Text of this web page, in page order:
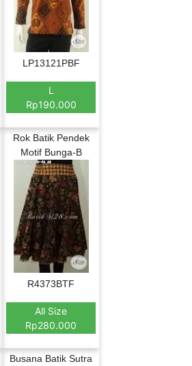
LP13121PBF
L
Rp190.000
Rok Batik Pendek
Motif Bunga-B
R4373BTF
All Size
Rp280.000
Busana Batik Sutra